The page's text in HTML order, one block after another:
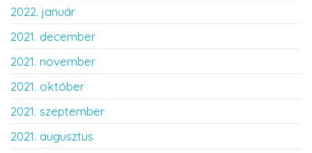
2022. január
2021. december
2021. november
2021. október
2021. szeptember
2021. augusztus